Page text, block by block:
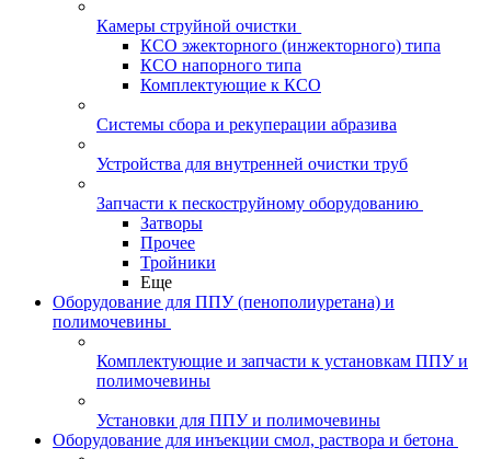
Камеры струйной очистки
КСО эжекторного (инжекторного) типа
КСО напорного типа
Комплектующие к КСО
Системы сбора и рекуперации абразива
Устройства для внутренней очистки труб
Запчасти к пескоструйному оборудованию
Затворы
Прочее
Тройники
Еще
Оборудование для ППУ (пенополиуретана) и
полимочевины
Комплектующие и запчасти к установкам ППУ и
полимочевины
Установки для ППУ и полимочевины
Оборудование для инъекции смол, раствора и бетона